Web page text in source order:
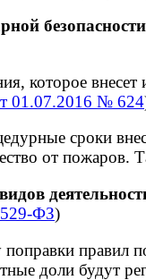
которое
01.07.2016 № 624
сроки
от пожаров.
ФЗ)
правил
доли будут